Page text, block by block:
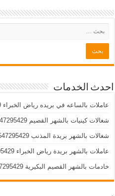
احدث الخدمات
عاملات بالساعه في بريده رياض الخبراء 0547295429
شغالات كينيات بالشهر القصيم 0547295429
شغالات بالشهر بريدة المذنب 0547295429
عاملات بالشهر بريدة رياض الخبراء 0547295429
خادمات بالشهر القصيم البكيرية 0547295429